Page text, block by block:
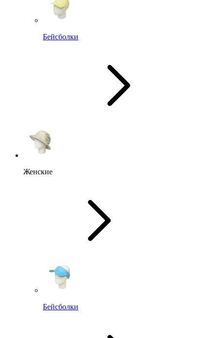
Бейсболки
Женские
Бейсболки